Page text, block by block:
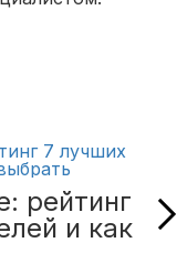
рейтинг
и как